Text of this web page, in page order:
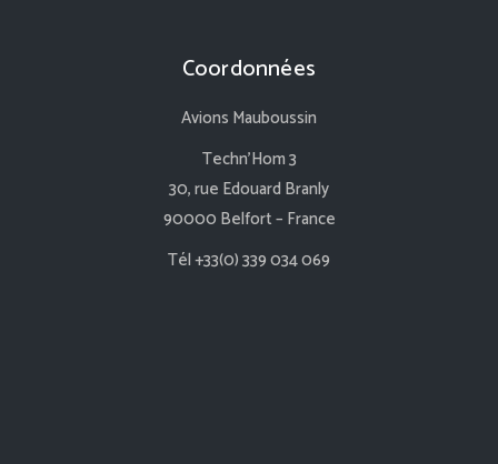
Coordonnées
Avions Mauboussin
Techn’Hom 3
30, rue Edouard Branly
90000 Belfort – France
Tél +33(0) 339 034 069